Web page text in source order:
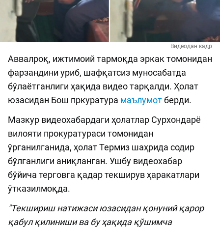
Видеодан кадр
Аввалроқ, ижтимоий тармоқда эркак томонидан
фарзандини уриб, шафқатсиз муносабатда
бўлаётганлиги ҳақида видео тарқалди. Ҳолат
юзасидан Бош пркуратура маълумотберди.
Мазкур видеохабардаги ҳолатлар Сурхондарё
вилояти прокуратураси томонидан
ўрганилганида, ҳолат Термиз шаҳрида содир
бўлганлиги аниқланган. Ушбу видеохабар
бўйича терговга қадар текширув ҳаракатлари
ўтказилмоқда.
"Текшириш натижаси юзасидан қонуний қарор
қабул қилиниши ва бу ҳақида қўшимча